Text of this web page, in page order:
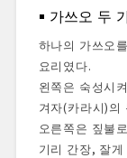
가쓰오 두
하나의 가쓰오
요리였다.
왼쪽은 숙성시
겨자(카라시)의
오른쪽은 짚불
기리 간장, 잘